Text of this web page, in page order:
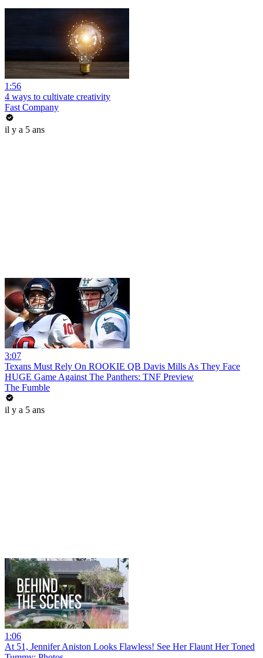
1:56
4 ways to cultivate creativity
Fast Company
il y a 5 ans
3:07
Texans Must Rely On ROOKIE QB Davis Mills As They Face
HUGE Game Against The Panthers: TNF Preview
The Fumble
il y a 5 ans
1:06
At 51, Jennifer Aniston Looks Flawless! See Her Flaunt Her Toned